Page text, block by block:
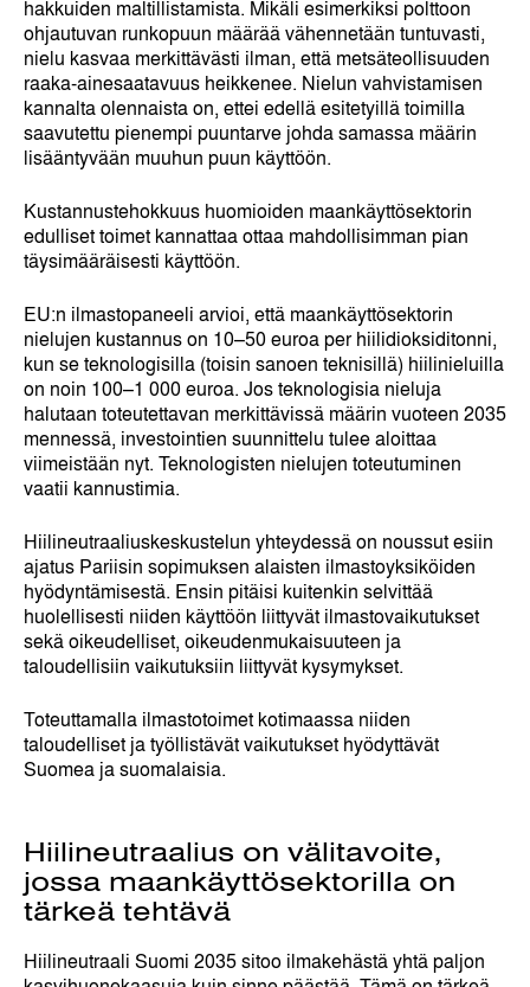
hakkuiden maltillistamista. Mikäli esimerkiksi polttoon
ohjautuvan runkopuun määrää vähennetään tuntuvasti,
nielu kasvaa merkittävästi ilman, että metsäteollisuuden
raaka-ainesaatavuus heikkenee. Nielun vahvistamisen
kannalta olennaista on, ettei edellä esitetyillä toimilla
saavutettu pienempi puuntarve johda samassa määrin
lisääntyvään muuhun puun käyttöön.
Kustannustehokkuus huomioiden maankäyttösektorin
edulliset toimet kannattaa ottaa mahdollisimman pian
täysimääräisesti käyttöön.
EU:n ilmastopaneeli arvioi, että maankäyttösektorin
nielujen kustannus on 10–50 euroa per hiilidioksiditonni,
kun se teknologisilla (toisin sanoen teknisillä) hiilinieluilla
on noin 100–1 000 euroa. Jos teknologisia nieluja
halutaan toteutettavan merkittävissä määrin vuoteen 2035
mennessä, investointien suunnittelu tulee aloittaa
viimeistään nyt. Teknologisten nielujen toteutuminen
vaatii kannustimia.
Hiilineutraaliuskeskustelun yhteydessä on noussut esiin
ajatus Pariisin sopimuksen alaisten ilmastoyksiköiden
hyödyntämisestä. Ensin pitäisi kuitenkin selvittää
huolellisesti niiden käyttöön liittyvät ilmastovaikutukset
sekä oikeudelliset, oikeudenmukaisuuteen ja
taloudellisiin vaikutuksiin liittyvät kysymykset.
Toteuttamalla ilmastotoimet kotimaassa niiden
taloudelliset ja työllistävät vaikutukset hyödyttävät
Suomea ja suomalaisia.
Hiilineutraalius on välitavoite,
jossa maankäyttösektorilla on
tärkeä tehtävä
Hiilineutraali Suomi 2035 sitoo ilmakehästä yhtä paljon